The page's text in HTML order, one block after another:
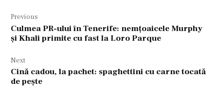
în
articole
Previous
Culmea PR-ului în Tenerife: nemţoaicele Murphy
şi Khali primite cu fast la Loro Parque
Next
Cină cadou, la pachet: spaghettini cu carne tocată
de peşte